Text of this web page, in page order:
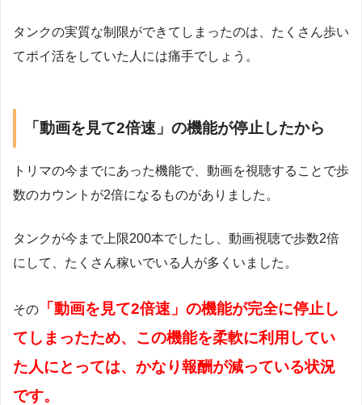
タンクの実質な制限ができてしまったのは、たくさん歩い
てポイ活をしていた人には痛手でしょう。
「動画を見て2倍速」の機能が停止したから
トリマの今までにあった機能で、動画を視聴することで歩
数のカウントが2倍になるものがありました。
タンクが今まで上限200本でしたし、動画視聴で歩数2倍
にして、たくさん稼いでいる人が多くいました。
その
「動画を見て2倍速」の機能が完全に停止し
てしまったため、この機能を柔軟に利用してい
た人にとっては、かなり報酬が減っている状況
です。